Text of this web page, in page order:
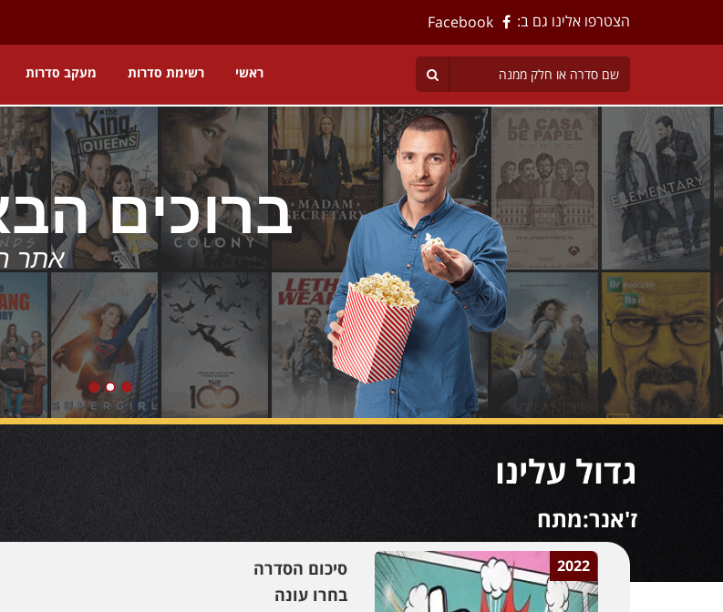
הצטרפו אלינו גם ב: Facebook
ראשי רשימת סדרות מעקב סדרות
הסרטים
לצפייה ישירה
גדול עלינו
ז'אנר:מתח
2022
סיכום הסדרה
בחרו עונה